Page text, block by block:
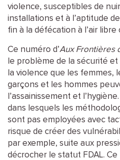
violence, susceptibles de
installations et à l’aptitude
fin à la défécation à l’air libre
Ce numéro d’Aux Frontières
le problème de la sécurité
la violence que les femmes,
garçons et les hommes
l’assainissement et
dans lesquels les
sont pas employées avec
risque de créer des
par exemple, suite aux
décrocher le statut FDAL.